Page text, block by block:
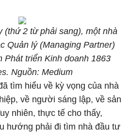
(thứ 2 từ phải sang), một nhà
Quản lý (Managing Partner)
Phát triển Kinh doanh 1863
Nguồn: Medium
tìm hiểu về kỳ vọng của nhà
về người sáng lập, về sản
nhiên, thực tế cho thấy,
hướng phải đi tìm nhà đầu tư